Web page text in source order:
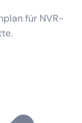
für NVR-